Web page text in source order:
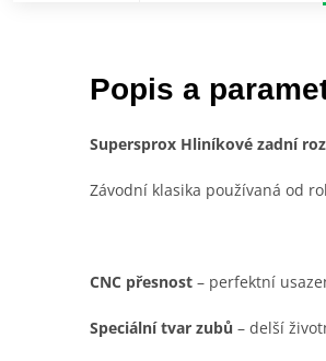
Popis a
Supersprox Hliníkové zadní
Závodní klasika používaná od
CNC přesnost – perfektní
Speciální tvar zubů – delší